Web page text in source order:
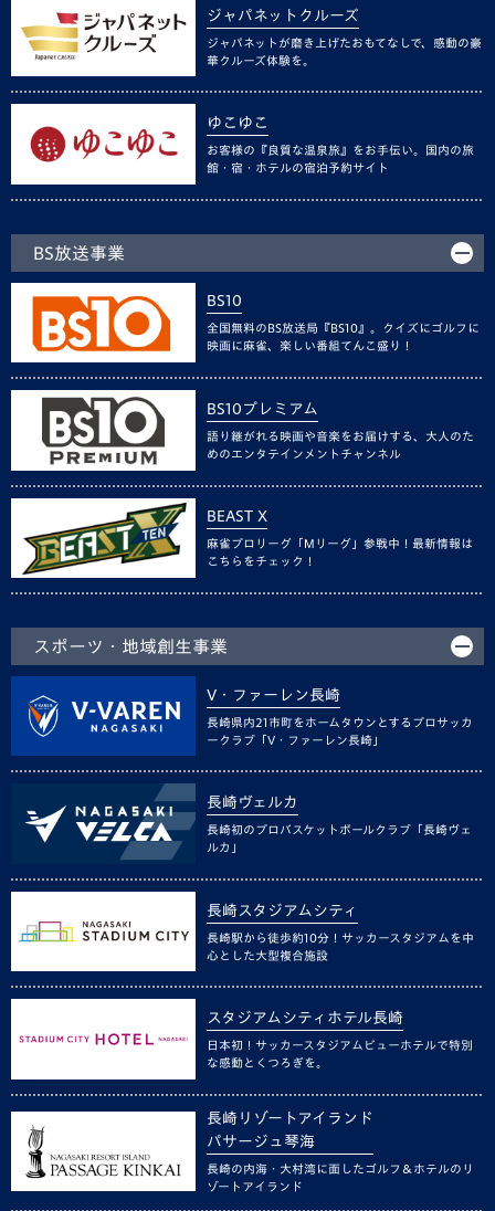
ジャパネットクルーズ
ジャパネットが磨き上げたおもてなしで、感動の豪
華クルーズ体験を。
ゆこゆこ
お客様の『良質な温泉旅』をお手伝い。国内の旅
館・宿・ホテルの宿泊予約サイト
BS放送事業
BS10
全国無料のBS放送局『BS10』。クイズにゴルフに
映画に麻雀、楽しい番組てんこ盛り！
BS10プレミアム
語り継がれる映画や音楽をお届けする、大人のた
めのエンタテインメントチャンネル
BEAST X
麻雀プロリーグ「Mリーグ」参戦中！最新情報は
こちらをチェック！
スポーツ・地域創生事業
V・ファーレン長崎
長崎県内21市町をホームタウンとするプロサッカ
ークラブ「V・ファーレン長崎」
長崎ヴェルカ
長崎初のプロバスケットボールクラブ「長崎ヴェ
ルカ」
長崎スタジアムシティ
長崎駅から徒歩約10分！サッカースタジアムを中
心とした大型複合施設
スタジアムシティホテル長崎
日本初！サッカースタジアムビューホテルで特別
な感動とくつろぎを。
長崎リゾートアイランド
パサージュ琴海
長崎の内海・大村湾に面したゴルフ＆ホテルのリ
ゾートアイランド